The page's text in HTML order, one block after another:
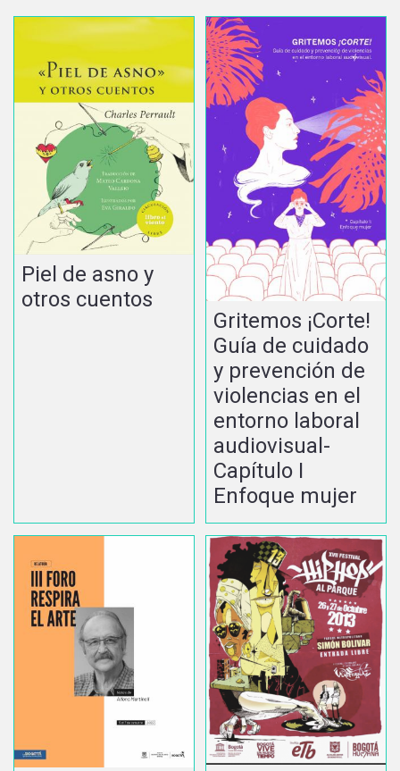
Piel de asno y
otros cuentos
Gritemos ¡Corte!
Guía de cuidado
y prevención de
violencias en el
entorno laboral
audiovisual-
Capítulo I
Enfoque mujer